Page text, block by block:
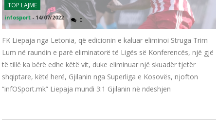
TOP LAJME
infosport - 14/07/2022 0
FK Liepaja nga Letonia, që edicionin e kaluar eliminoi Struga Trim
Lum në raundin e parë eliminatorë të Ligës së Konferencës, një gjë
të tillë ka bërë edhe këtë vit, duke eliminuar një skuadër tjetër
shqiptare, këtë herë, Gjilanin nga Superliga e Kosovës, njofton
“infOSport.mk” Liepaja mundi 3:1 Gjilanin në ndeshjen